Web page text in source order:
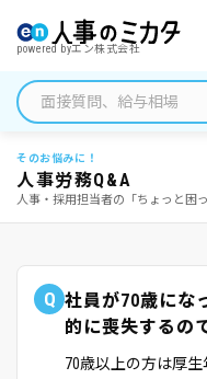
powered byエン株式会社
そのお悩みに！
人事労務Q&A
人事・採用担当者の「ちょっと困
Q 社員が70歳にな
的に喪失するの
70歳以上の方は厚